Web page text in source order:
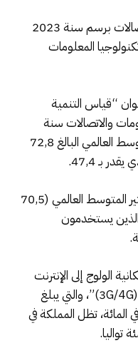
كشف تقرير حديث للاتحاد الدولي للاتصالات برسم سنة 2023
المعلومات
“قياس التنمية
والاتصالات سنة
2023″، أن هذا التنقيط يتخطى المتوسط العالمي البالغ 72,8
وحسب المؤشرات، يتجاوز المغرب بكثير المتوسط العالمي (70,5
الذين يستخدمون
الولوج إلى الإنترنت
المنزلي” و”تغطية الجيل الثالث/الرابع (3G/4G)”، والتي يبلغ
متوسطها العالمي تواليا 70,8 و92,5 في المائة، تظل المملكة في